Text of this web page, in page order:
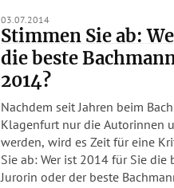
03.07.2014
Stimmen Sie ab:
die beste
2014?
Nachdem seit Jahren beim
Klagenfurt nur die Autorinnen
werden, wird es Zeit für eine Kritiker-
Sie ab: Wer ist 2014 für Sie die